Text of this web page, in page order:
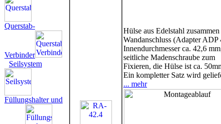
Querstab-
Verbinder
Seilsystem
Füllungshalter und
Hülse aus Edelstahl
Wandanschluss (Adapter ADP
Innendurchmesser ca. 42,6
seitliche Madenschraube zum
Fixieren, die Hülse ist ca.
Ein kompletter Satz wird
... mehr